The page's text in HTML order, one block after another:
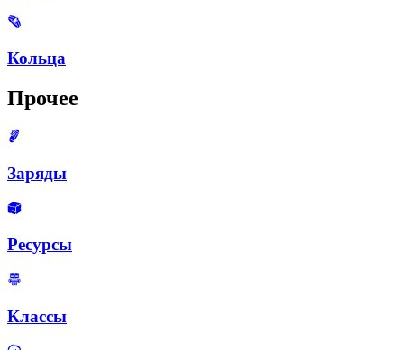
Кольца
Прочее
Заряды
Ресурсы
Классы